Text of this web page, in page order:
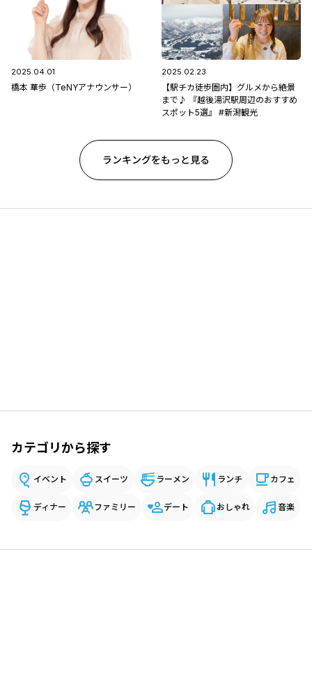
2025.04.01
橋本 華歩（TeNYアナウンサー）
2025.02.23
【駅チカ徒歩圏内】グルメから絶景
まで♪ 『越後湯沢駅周辺のおすすめ
スポット5選』 #新潟観光
ランキングをもっと見る
カテゴリから探す
イベント スイーツ ラーメン ランチ カフェ
ディナー ファミリー デート おしゃれ 音楽